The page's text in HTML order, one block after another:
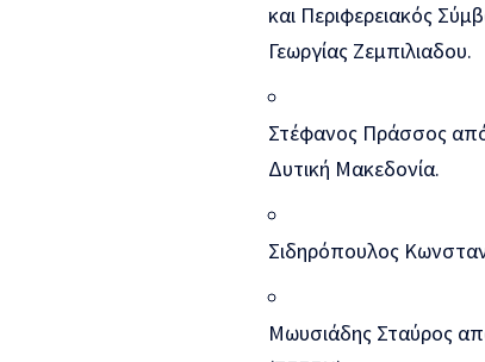
και Περιφερειακός
Γεωργίας Ζεμπιλιαδου.
Στέφανος Πράσσος
Δυτική Μακεδονία.
Σιδηρόπουλος
Μωυσιάδης Σταύρος